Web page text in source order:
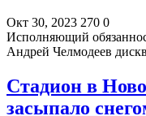
Окт 30, 2023 270 0
Исполняющий
Андрей Челмодеев
Стадион в
засыпало